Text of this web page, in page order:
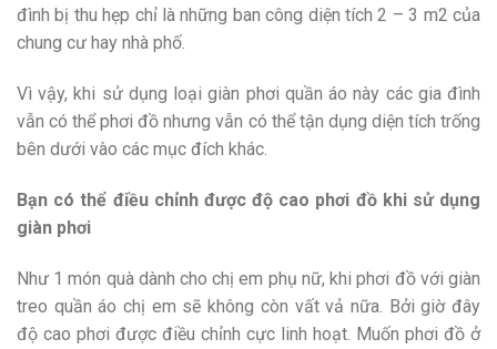
đình bị thu hẹp chỉ là những ban công diện tích 2 – 3 m2 của
chung cư hay nhà phố.
Vì vậy, khi sử dụng loại giàn phơi quần áo này các gia đình
vẫn có thể phơi đồ nhưng vẫn có thể tận dụng diện tích trống
bên dưới vào các mục đích khác.
Bạn có thể điều chỉnh được độ cao phơi đồ khi sử dụng
giàn phơi
Như 1 món quà dành cho chị em phụ nữ, khi phơi đồ với giàn
treo quần áo chị em sẽ không còn vất vả nữa. Bởi giờ đây
độ cao phơi được điều chỉnh cực linh hoạt. Muốn phơi đồ ở